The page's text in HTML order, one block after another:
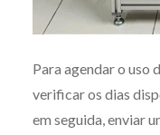
Para agendar o uso
verificar os dias
em seguida, enviar